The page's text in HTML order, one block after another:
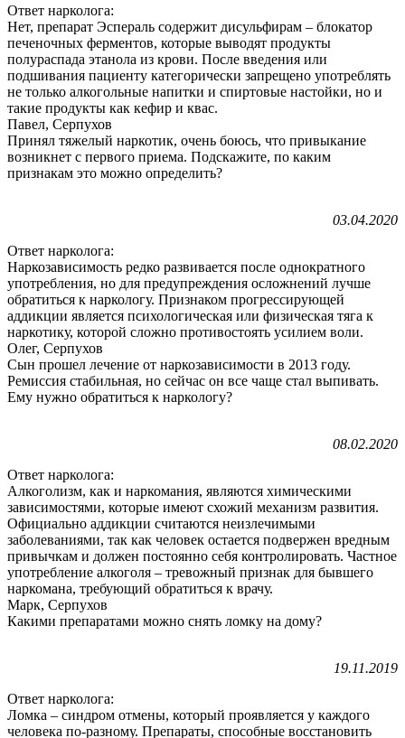
Ответ нарколога:
Нет, препарат Эспераль содержит дисульфирам – блокатор
печеночных ферментов, которые выводят продукты
полураспада этанола из крови. После введения или
подшивания пациенту категорически запрещено употреблять
не только алкогольные напитки и спиртовые настойки, но и
такие продукты как кефир и квас.
Павел, Серпухов
Принял тяжелый наркотик, очень боюсь, что привыкание
возникнет с первого приема. Подскажите, по каким
признакам это можно определить?
03.04.2020
Ответ нарколога:
Наркозависимость редко развивается после однократного
употребления, но для предупреждения осложнений лучше
обратиться к наркологу. Признаком прогрессирующей
аддикции является психологическая или физическая тяга к
наркотику, которой сложно противостоять усилием воли.
Олег, Серпухов
Сын прошел лечение от наркозависимости в 2013 году.
Ремиссия стабильная, но сейчас он все чаще стал выпивать.
Ему нужно обратиться к наркологу?
08.02.2020
Ответ нарколога:
Алкоголизм, как и наркомания, являются химическими
зависимостями, которые имеют схожий механизм развития.
Официально аддикции считаются неизлечимыми
заболеваниями, так как человек остается подвержен вредным
привычкам и должен постоянно себя контролировать. Частное
употребление алкоголя – тревожный признак для бывшего
наркомана, требующий обратиться к врачу.
Марк, Серпухов
Какими препаратами можно снять ломку на дому?
19.11.2019
Ответ нарколога:
Ломка – синдром отмены, который проявляется у каждого
человека по-разному. Препараты, способные восстановить